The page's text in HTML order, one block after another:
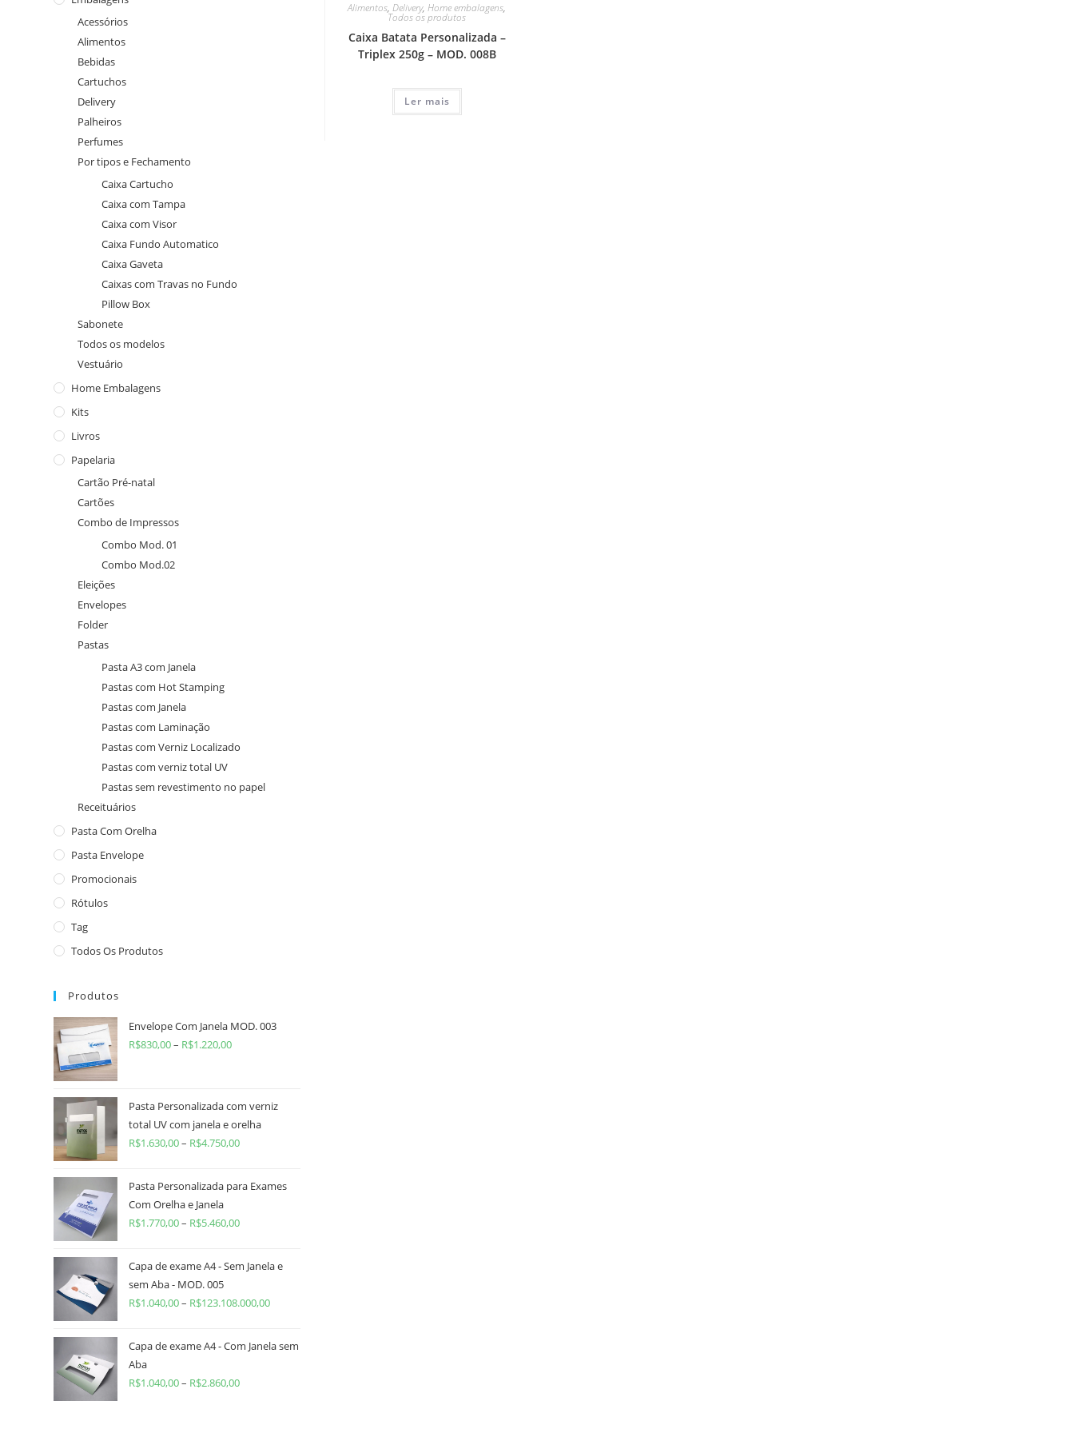
Alimentos,Delivery,Home embalagens,
Todos os produtos
Caixa Batata Personalizada –
Triplex 250g – MOD. 008B
Ler mais
Acessórios
Alimentos
Bebidas
Cartuchos
Delivery
Palheiros
Perfumes
Por tipos e Fechamento
Caixa Cartucho
Caixa com Tampa
Caixa com Visor
Caixa Fundo Automatico
Caixa Gaveta
Caixas com Travas no Fundo
Pillow Box
Sabonete
Todos os modelos
Vestuário
Home Embalagens
Kits
Livros
Papelaria
Cartão Pré-natal
Cartões
Combo de Impressos
Combo Mod. 01
Combo Mod.02
Eleições
Envelopes
Folder
Pastas
Pasta A3 com Janela
Pastas com Hot Stamping
Pastas com Janela
Pastas com Laminação
Pastas com Verniz Localizado
Pastas com verniz total UV
Pastas sem revestimento no papel
Receituários
Pasta Com Orelha
Pasta Envelope
Promocionais
Rótulos
Tag
Todos Os Produtos
Produtos
Envelope Com Janela MOD. 003
R$830,00– R$1.220,00
Pasta Personalizada com verniz
total UV com janela e orelha
R$1.630,00– R$4.750,00
Pasta Personalizada para Exames
Com Orelha e Janela
R$1.770,00– R$5.460,00
Capa de exame A4 - Sem Janela e
sem Aba - MOD. 005
R$1.040,00– R$123.108.000,00
Capa de exame A4 - Com Janela sem
Aba
R$1.040,00– R$2.860,00